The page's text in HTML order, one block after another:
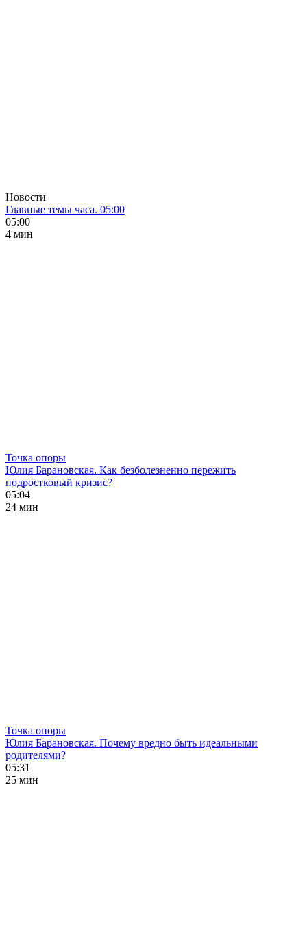
Новости
Главные темы часа. 05:00
05:00
4 мин
Точка опоры
Юлия Барановская. Как безболезненно пережить
подростковый кризис?
05:04
24 мин
Точка опоры
Юлия Барановская. Почему вредно быть идеальными
родителями?
05:31
25 мин